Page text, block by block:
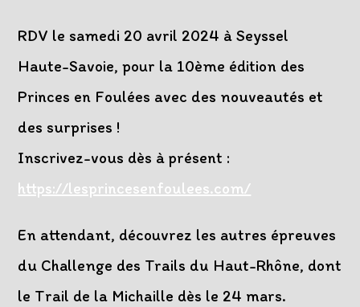
RDV le samedi 20 avril 2024 à Seyssel
Haute-Savoie, pour la 10ème édition des
Princes en Foulées avec des nouveautés et
des surprises !
Inscrivez-vous dès à présent :
https://lesprincesenfoulees.com/
En attendant, découvrez les autres épreuves
du Challenge des Trails du Haut-Rhône, dont
le Trail de la Michaille dès le 24 mars.